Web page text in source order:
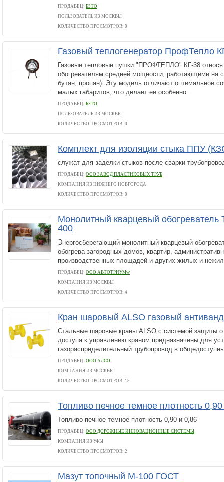
ПРОДАВЕЦ: БЗТО
ПОЛЬЗОВАТЕЛЬ ИЗ МОСКВЫ
КОЛИЧЕСТВО ПРОСМОТРОВ: 0
Газовый теплогенератор ПрофТепло
Газовые тепловые пушки "ПРОФТЕПЛО" КГ-38
обогревателям средней мощности, работающими на
бутан, пропан). Эту модель отличают оптимальное
малых габаритов, что делает ее особенно...
ПРОДАВЕЦ: БЗТО
ПОЛЬЗОВАТЕЛЬ ИЗ МОСКВЫ
КОЛИЧЕСТВО ПРОСМОТРОВ: 0
Комплект для изоляции стыка ППУ
служат для заделки стыков после сварки
ПРОДАВЕЦ: ООО ЗАВОД ПЛАСТИКОВЫХ ТРУБ
КОМПАНИЯ ИЗ НИЖНЕГО НОВГОРОДА
КОЛИЧЕСТВО ПРОСМОТРОВ: 0
Монолитный кварцевый
400
Энергосберегающий монолитный кварцевый
обогрева загородных домов, квартир,
производственных площадей и других жилых и
ПРОДАВЕЦ: ООО АВТОТРИУМФ
КОМПАНИЯ ИЗ МОСКВЫ
КОЛИЧЕСТВО ПРОСМОТРОВ: 4
Кран шаровый ALSO газовый
Стальные шаровые краны ALSO с системой защиты
доступа к управлению краном предназначены для
газораспределительный трубопровод в
ПРОДАВЕЦ: ООО АЛСО
КОМПАНИЯ ИЗ МОСКВЫ
КОЛИЧЕСТВО ПРОСМОТРОВ: 15
Топливо печное темное плотность
Топливо печное темное плотность 0,90 и 0,86
ПРОДАВЕЦ: ООО ДОРОЖНЫЕ ИННОВАЦИОННЫЕ СИСТЕМЫ
КОМПАНИЯ ИЗ УФЫ
КОЛИЧЕСТВО ПРОСМОТРОВ: 2
Мазут топочный М-100 ГОСТ